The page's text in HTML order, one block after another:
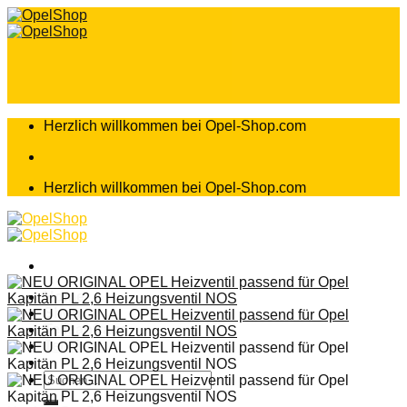
Zum
Inhalt
Herzlich willkommen bei Opel-Shop.com
Herzlich willkommen bei Opel-Shop.com
Home
Shop
Teileanfrage
Teileliste
Suchen
nach: